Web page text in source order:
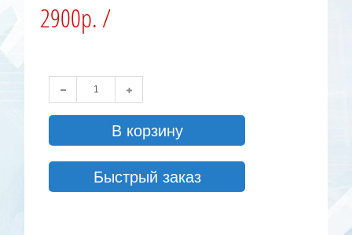
2900р. /
В корзину
Быстрый заказ